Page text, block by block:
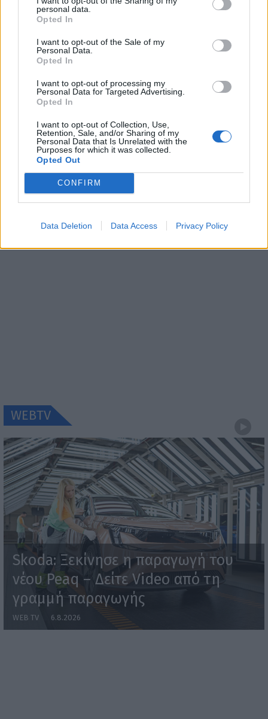
personal data.
Opted In
I want to opt-out of the Sale of my
Personal Data.
Opted In
I want to opt-out of processing my
Personal Data for Targeted Advertising.
Opted In
I want to opt-out of Collection, Use,
Retention, Sale, and/or Sharing of my
Personal Data that Is Unrelated with the
Purposes for which it was collected.
Opted Out
CONFIRM
Data Deletion Data Access Privacy Policy
Skoda: Ξεκίνησε η παραγωγή του νέου Peaq –
Δείτε Video…
GAC: Πώς το software αλλάζει το αυτοκίνητο του
μέλλοντος…
6.8.2026
Mercedes-AMG GT 53 4-Door Coupe: Το αμιγώς
6.8.2026
WEBTV
Skoda: Ξεκίνησε η παραγωγή του
νέου Peaq – Δείτε Video από τη
γραμμή παραγωγής
WEB TV 6.8.2026